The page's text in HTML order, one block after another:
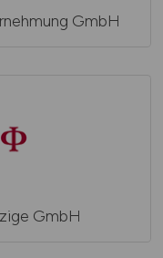
GmbH
GmbH